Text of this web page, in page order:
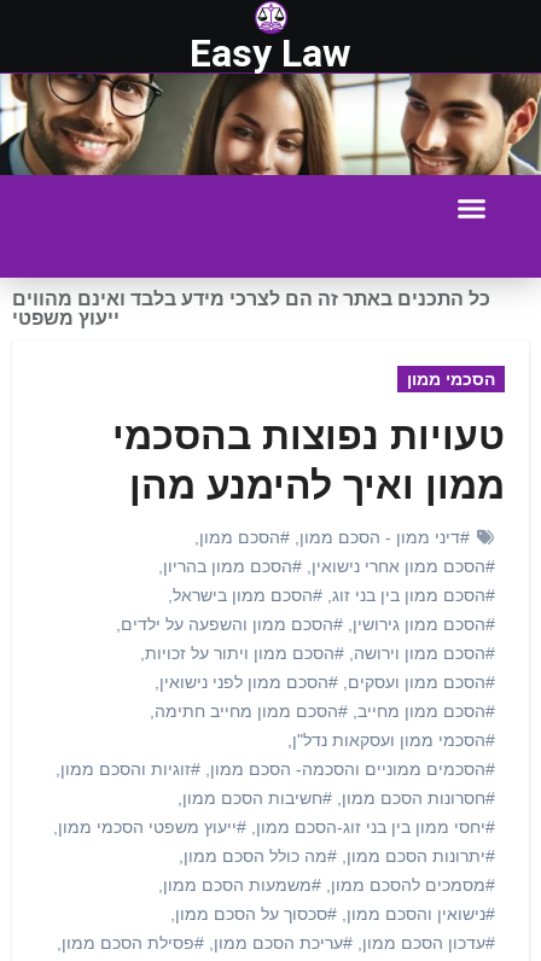
Easy Law
כל התכנים באתר זה הם לצרכי מידע בלבד ואינם מהווים
ייעוץ משפטי
הסכמי ממון
טעויות נפוצות בהסכמי
ממון ואיך להימנע מהן
#דיני ממון - הסכם ממון, #הסכם ממון,
#הסכם ממון אחרי נישואין, #הסכם ממון בהריון,
#הסכם ממון בין בני זוג, #הסכם ממון בישראל,
#הסכם ממון גירושין, #הסכם ממון והשפעה על ילדים,
#הסכם ממון וירושה, #הסכם ממון ויתור על זכויות,
#הסכם ממון ועסקים, #הסכם ממון לפני נישואין,
#הסכם ממון מחייב, #הסכם ממון מחייב חתימה,
#הסכמי ממון ועסקאות נדל"ן,
#הסכמים ממוניים והסכמה- הסכם ממון, #זוגיות והסכם ממון,
#חסרונות הסכם ממון, #חשיבות הסכם ממון,
#יחסי ממון בין בני זוג-הסכם ממון, #ייעוץ משפטי הסכמי ממון,
#יתרונות הסכם ממון, #מה כולל הסכם ממון,
#מסמכים להסכם ממון, #משמעות הסכם ממון,
#נישואין והסכם ממון, #סכסוך על הסכם ממון,
#עדכון הסכם ממון, #עריכת הסכם ממון, #פסילת הסכם ממון,